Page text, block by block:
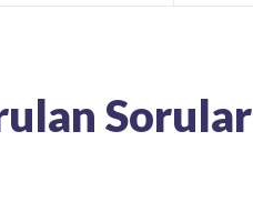
Sorular